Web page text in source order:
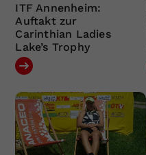
ITF Annenheim:
Auftakt zur
Carinthian Ladies
Lake’s Trophy